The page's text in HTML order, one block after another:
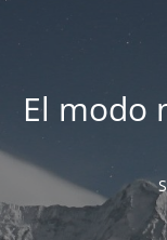
El modo